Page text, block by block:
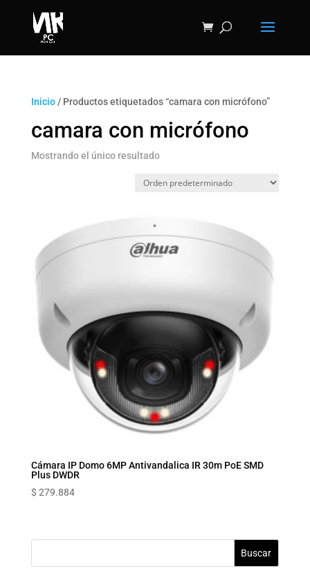
Inicio/ Productos etiquetados “camara con micrófono”
camara con micrófono
Mostrando el único resultado
Cámara IP Domo 6MP Antivandalica IR 30m PoE SMD
Plus DWDR
$ 279.884
Buscar